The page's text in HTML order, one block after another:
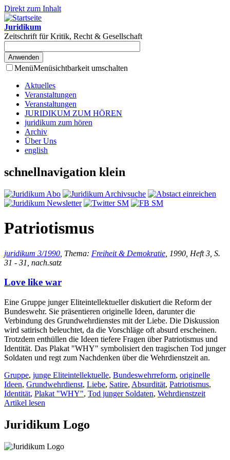
Direkt zum Inhalt
Juridikum
Zeitschrift für Kritik, Recht & Gesellschaft
MenüMenüsichtbarkeit umschalten
Aktuelles
Veranstaltungen
Veranstaltungen
JURIDIKUM ZUM HÖREN
juridikum zum hören
Archiv
Über Uns
english
schnellnavigation klein
Patriotismus
juridikum 3/1990 , Thema: Freiheit & Demokratie , 1990, Heft 3, S.
31 - 31, nach.satz
Love like war
Eine Gruppe junger Eliteintellektueller diskutiert die Reform der
Bundeswehr. Sie präsentieren originelle Ideen, darunter die
Verbindung des Grundwehrdienstes mit der Liebe. Die Diskussion
wird satirisch beleuchtet, da die Vorschläge oft absurd erscheinen.
Trotzdem enthüllen die Ideen tiefere Fragen über Patriotismus und
Identität. Das Plakat "WHY" symbolisiert den tragischen Tod junger
Soldaten und regt zum Nachdenken über die Wehrdienstzeit an.
Gruppe, junge Eliteintellektuelle, Bundeswehrreform, originelle
Ideen, Grundwehrdienst, Liebe, Satire, Absurdität, Patriotismus,
Identität, Plakat "WHY", Tod junger Soldaten, Wehrdienstzeit
Artikel lesen
Juridikum Logo